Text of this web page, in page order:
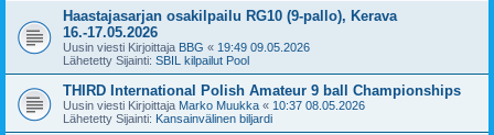
Haastajasarjan osakilpailu RG10 (9-pallo), Kerava
16.-17.05.2026
Uusin viesti Kirjoittaja BBG « 19:49 09.05.2026
Lähetetty Sijainti: SBIL kilpailut Pool
THIRD International Polish Amateur 9 ball Championships
Uusin viesti Kirjoittaja Marko Muukka « 10:37 08.05.2026
Lähetetty Sijainti: Kansainvälinen biljardi